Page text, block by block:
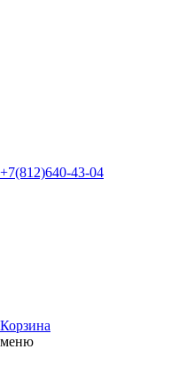
+7(812)640-43-04
Корзина
меню